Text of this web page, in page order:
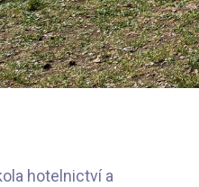
hotelnictví a